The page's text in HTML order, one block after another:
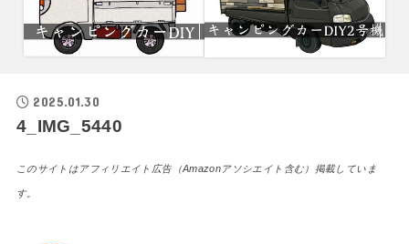
2025.01.30
4_IMG_5440
このサイトはアフィリエイト広告（Amazonアソシエイト含む）掲載していま
す。